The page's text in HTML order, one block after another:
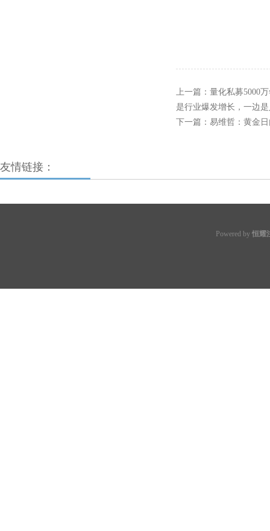
上一篇： 量化私募5000
是行业爆发增长，一边
下一篇： 易维哲：黄金
友情链接：
Powered by 恒耀